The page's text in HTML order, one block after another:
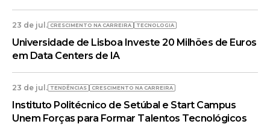
23 de jul. CRESCIMENTO NA CARREIRA TECNOLOGIA
Universidade de Lisboa Investe 20 Milhões de Euros
em Data Centers de IA
23 de jul. TENDÊNCIAS CRESCIMENTO NA CARREIRA
Instituto Politécnico de Setúbal e Start Campus
Unem Forças para Formar Talentos Tecnológicos